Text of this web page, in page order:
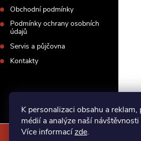
K personalizaci obsahu a
médií a analýze naší
Více informacízde.
Obchodní podmínky
Podmínky ochrany osobních
údajů
Servis a půjčovna
Kontakty